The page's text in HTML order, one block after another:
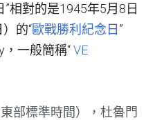
相對的是1945年5月8日
的“歐戰勝利紀念日 ”
，一般簡稱“VE
部標準時間），杜魯門